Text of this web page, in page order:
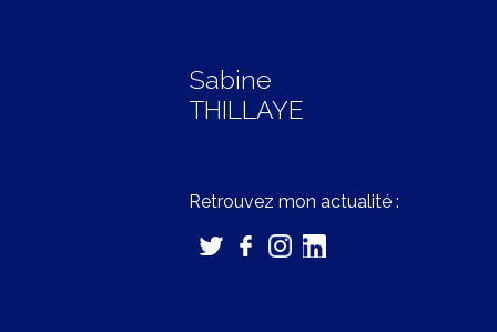
Sabine
THILLAYE
Retrouvez mon actualité :